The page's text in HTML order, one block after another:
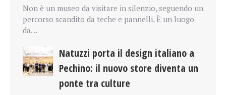
Non è un museo da visitare in silenzio, seguendo un
percorso scandito da teche e pannelli. È un luogo
da…
Natuzzi porta il design italiano a
Pechino: il nuovo store diventa un
ponte tra culture